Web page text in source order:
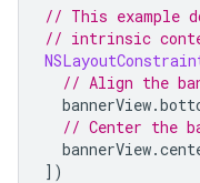
// This example
// intrinsic
// Align the
bannerView.
// Center the
bannerView.
])